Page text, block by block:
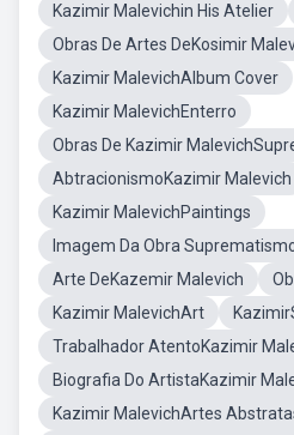
Kazimir Malevichin His Atelier
Obras De Artes DeKosimir
Kazimir MalevichAlbum Cover
Kazimir MalevichEnterro
Obras De Kazimir
AbtracionismoKazimir Malevich
Kazimir MalevichPaintings
Imagem Da Obra
Arte DeKazemir Malevich
Kazimir MalevichArt
Trabalhador AtentoKazimir
Biografia Do ArtistaKazimir
Kazimir MalevichArtes